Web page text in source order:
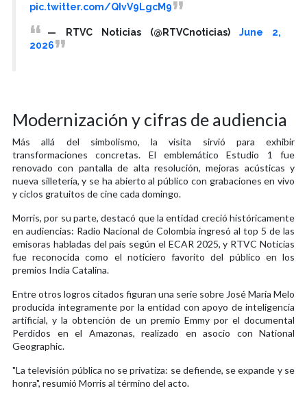
pic.twitter.com/QIvV9LgcM9
— RTVC Noticias (@RTVCnoticias) June 2,
2026
Modernización y cifras de audiencia
Más allá del simbolismo, la visita sirvió para exhibir
transformaciones concretas. El emblemático Estudio 1 fue
renovado con pantalla de alta resolución, mejoras acústicas y
nueva silletería, y se ha abierto al público con grabaciones en vivo
y ciclos gratuitos de cine cada domingo.
Morris, por su parte, destacó que la entidad creció históricamente
en audiencias: Radio Nacional de Colombia ingresó al top 5 de las
emisoras habladas del país según el ECAR 2025, y RTVC Noticias
fue reconocida como el noticiero favorito del público en los
premios India Catalina.
Entre otros logros citados figuran una serie sobre José María Melo
producida íntegramente por la entidad con apoyo de inteligencia
artificial, y la obtención de un premio Emmy por el documental
Perdidos en el Amazonas, realizado en asocio con National
Geographic.
"La televisión pública no se privatiza: se defiende, se expande y se
honra", resumió Morris al término del acto.